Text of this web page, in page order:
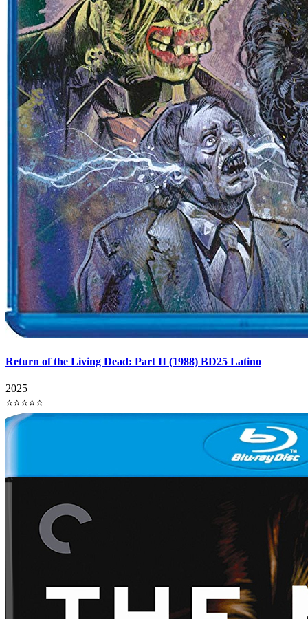
Return of the Living Dead: Part II (1988) BD25 Latino
2025
⭐⭐⭐⭐⭐